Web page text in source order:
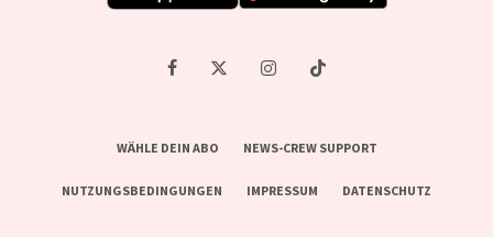
WÄHLE DEIN ABO NEWS-CREW SUPPORT
NUTZUNGSBEDINGUNGEN IMPRESSUM DATENSCHUTZ